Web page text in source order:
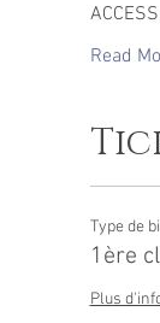
Read
Type de
1ère
Plus